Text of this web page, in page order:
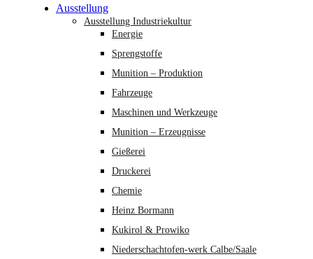
Ausstellung
Ausstellung Industriekultur
Energie
Sprengstoffe
Munition – Produktion
Fahrzeuge
Maschinen und Werkzeuge
Munition – Erzeugnisse
Gießerei
Druckerei
Chemie
Heinz Bormann
Kukirol & Prowiko
Niederschachtofen-werk Calbe/Saale